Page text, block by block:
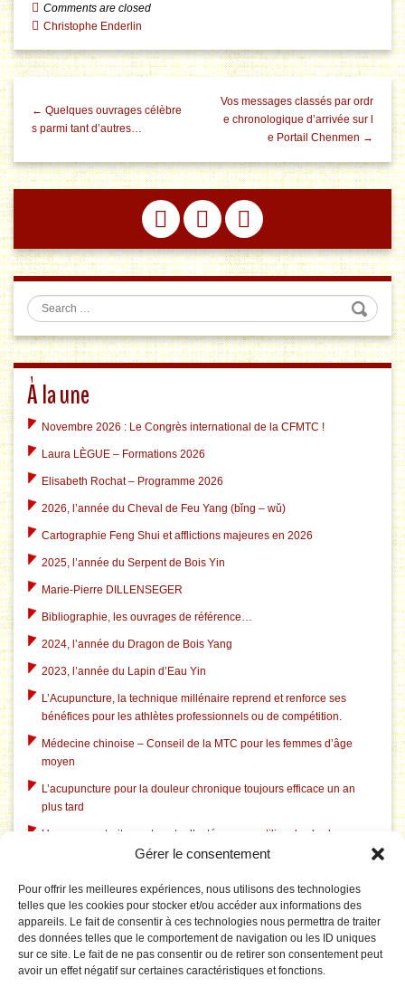
Gérer le consentement
Pour offrir les meilleures expériences, nous utilisons des technologies
telles que les cookies pour stocker et/ou accéder aux informations des
appareils. Le fait de consentir à ces technologies nous permettra de traiter
des données telles que le comportement de navigation ou les ID uniques
sur ce site. Le fait de ne pas consentir ou de retirer son consentement peut
avoir un effet négatif sur certaines caractéristiques et fonctions.
Comments are closed
Christophe Enderlin
← Quelques ouvrages célèbre
s parmi tant d’autres…
Vos messages classés par ordr
e chronologique d’arrivée sur l
e Portail Chenmen →
Search
À la une
Novembre 2026 : Le Congrès international de la CFMTC !
Laura LÈGUE – Formations 2026
Elisabeth Rochat – Programme 2026
2026, l’année du Cheval de Feu Yang (bǐng – wǔ)
Cartographie Feng Shui et afflictions majeures en 2026
2025, l’année du Serpent de Bois Yin
Marie-Pierre DILLENSEGER
Bibliographie, les ouvrages de référence…
2024, l’année du Dragon de Bois Yang
2023, l’année du Lapin d’Eau Yin
L’Acupuncture, la technique millénaire reprend et renforce ses
bénéfices pour les athlètes professionnels ou de compétition.
Médecine chinoise – Conseil de la MTC pour les femmes d’âge
moyen
L’acupuncture pour la douleur chronique toujours efficace un an
plus tard
Un nouveau traitement contre l’ostéoporose utilise des herbes
chinoises traditionnelles
L’acupuncture aide à l’insomnie liée à la dépression
L’acupuncture corrige le système électrique pathologique du
cerveau dans le syndrome du canal carpien
Le Tai Chi est rentable pour prévenir les chutes chez les personnes